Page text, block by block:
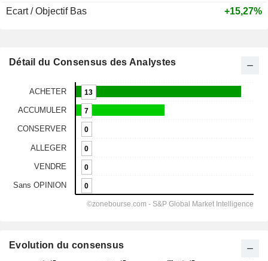
Ecart / Objectif Bas
+15,27%
Détail du Consensus des Analystes
Evolution du consensus